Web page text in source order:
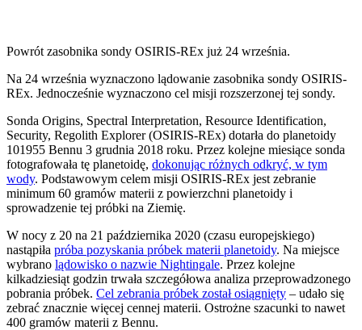
Powrót zasobnika sondy OSIRIS-REx już 24 września.
Na 24 września wyznaczono lądowanie zasobnika sondy OSIRIS-
REx. Jednocześnie wyznaczono cel misji rozszerzonej tej sondy.
Sonda Origins, Spectral Interpretation, Resource Identification,
Security, Regolith Explorer (OSIRIS-REx) dotarła do planetoidy
101955 Bennu 3 grudnia 2018 roku. Przez kolejne miesiące sonda
fotografowała tę planetoidę, dokonując różnych odkryć, w tym
wody. Podstawowym celem misji OSIRIS-REx jest zebranie
minimum 60 gramów materii z powierzchni planetoidy i
sprowadzenie tej próbki na Ziemię.
W nocy z 20 na 21 października 2020 (czasu europejskiego)
nastąpiła próba pozyskania próbek materii planetoidy. Na miejsce
wybrano lądowisko o nazwie Nightingale. Przez kolejne
kilkadziesiąt godzin trwała szczegółowa analiza przeprowadzonego
pobrania próbek. Cel zebrania próbek został osiągnięty – udało się
zebrać znacznie więcej cennej materii. Ostrożne szacunki to nawet
400 gramów materii z Bennu.